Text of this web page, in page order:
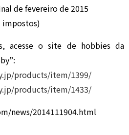
de fevereiro de 2015
impostos)
acesse o site de hobbies da
products/item/1399/
products/item/1433/
news/2014111904.html